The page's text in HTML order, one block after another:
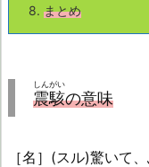
8. まとめ
震駭
しんがい
の意味
［名］(スル)驚いて